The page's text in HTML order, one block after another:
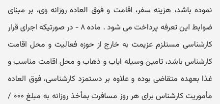
نموده باشد، هزینه سفر، اقامت و فوق العاده روزانه وی، بر مبنای
ضوابط این تعرفه پرداخت می شود . ماده ۸ - در صورتیکه اجرای قرار
کارشناسی مستلزم عزیمت به خارج از حوزه فعالیت و محل اقامت
کارشناس باشد، تامین وسیله ایاب و ذهاب و محل اقامت مناسب و
غذا بعهده متقاضی بوده و علاوه بر دستمزد کارشناسی، فوق العاده
مأموریت کارشناس برای هر روز مسافرت بمأخذ روزانه به مبلغ ۰۰۰ /